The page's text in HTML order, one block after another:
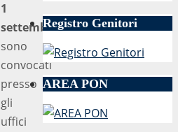
1
settembre
sono
convocati
presso
gli
uffici
Registro Genitori
AREA PON